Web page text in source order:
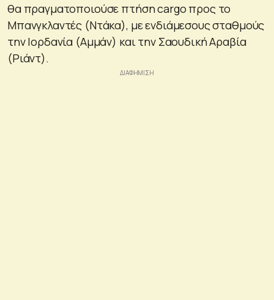
θα πραγματοποιούσε πτήση cargo προς το
Μπανγκλαντές (Ντάκα), με ενδιάμεσους σταθμούς
την Ιορδανία (Αμμάν) και την Σαουδική Αραβία
(Ριάντ).